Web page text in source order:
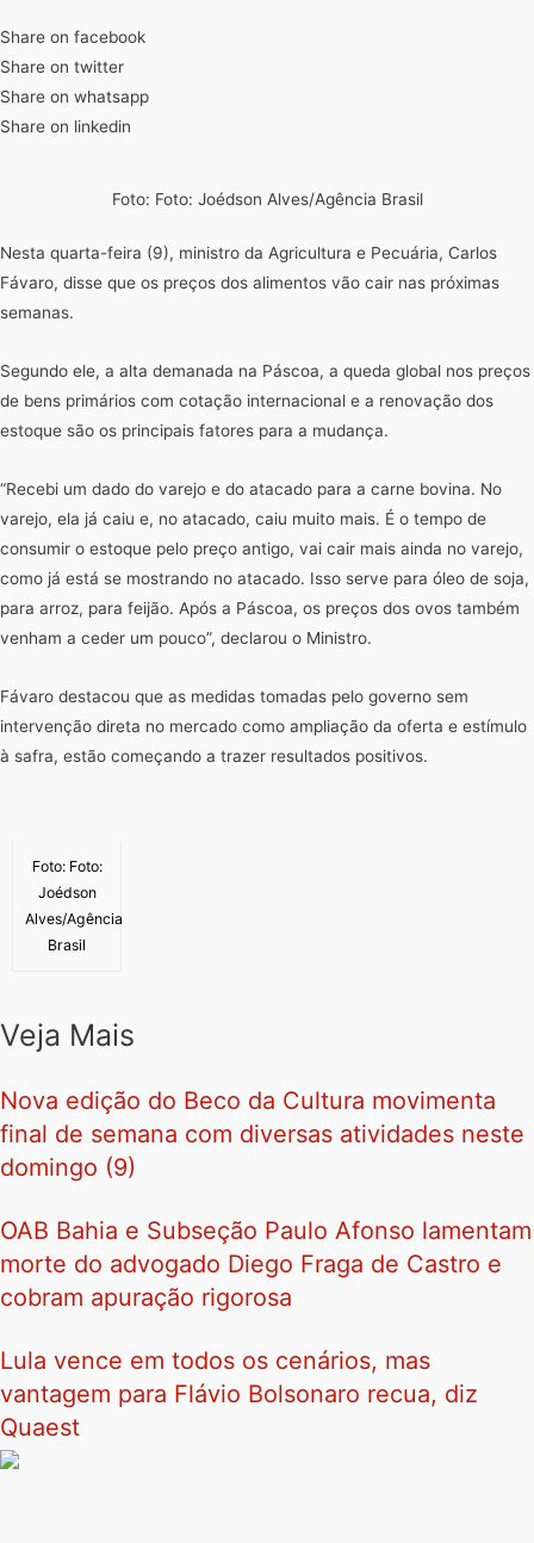
Share on facebook
Share on twitter
Share on whatsapp
Share on linkedin
Foto: Foto: Joédson Alves/Agência Brasil
Nesta quarta-feira (9), ministro da Agricultura e Pecuária, Carlos
Fávaro, disse que os preços dos alimentos vão cair nas próximas
semanas.
Segundo ele, a alta demanada na Páscoa, a queda global nos preços
de bens primários com cotação internacional e a renovação dos
estoque são os principais fatores para a mudança.
“Recebi um dado do varejo e do atacado para a carne bovina. No
varejo, ela já caiu e, no atacado, caiu muito mais. É o tempo de
consumir o estoque pelo preço antigo, vai cair mais ainda no varejo,
como já está se mostrando no atacado. Isso serve para óleo de soja,
para arroz, para feijão. Após a Páscoa, os preços dos ovos também
venham a ceder um pouco”, declarou o Ministro.
Fávaro destacou que as medidas tomadas pelo governo sem
intervenção direta no mercado como ampliação da oferta e estímulo
à safra, estão começando a trazer resultados positivos.
Foto: Foto:
Joédson
Alves/Agência
Brasil
Veja Mais
Nova edição do Beco da Cultura movimenta
final de semana com diversas atividades neste
domingo (9)
OAB Bahia e Subseção Paulo Afonso lamentam
morte do advogado Diego Fraga de Castro e
cobram apuração rigorosa
Lula vence em todos os cenários, mas
vantagem para Flávio Bolsonaro recua, diz
Quaest